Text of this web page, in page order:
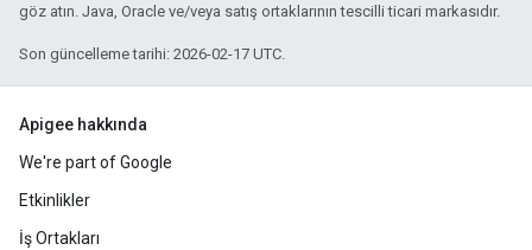
göz atın. Java, Oracle ve/veya satış ortaklarının tescilli ticari markasıdır.
Son güncelleme tarihi: 2026-02-17 UTC.
Apigee hakkında
We're part of Google
Etkinlikler
İş Ortakları